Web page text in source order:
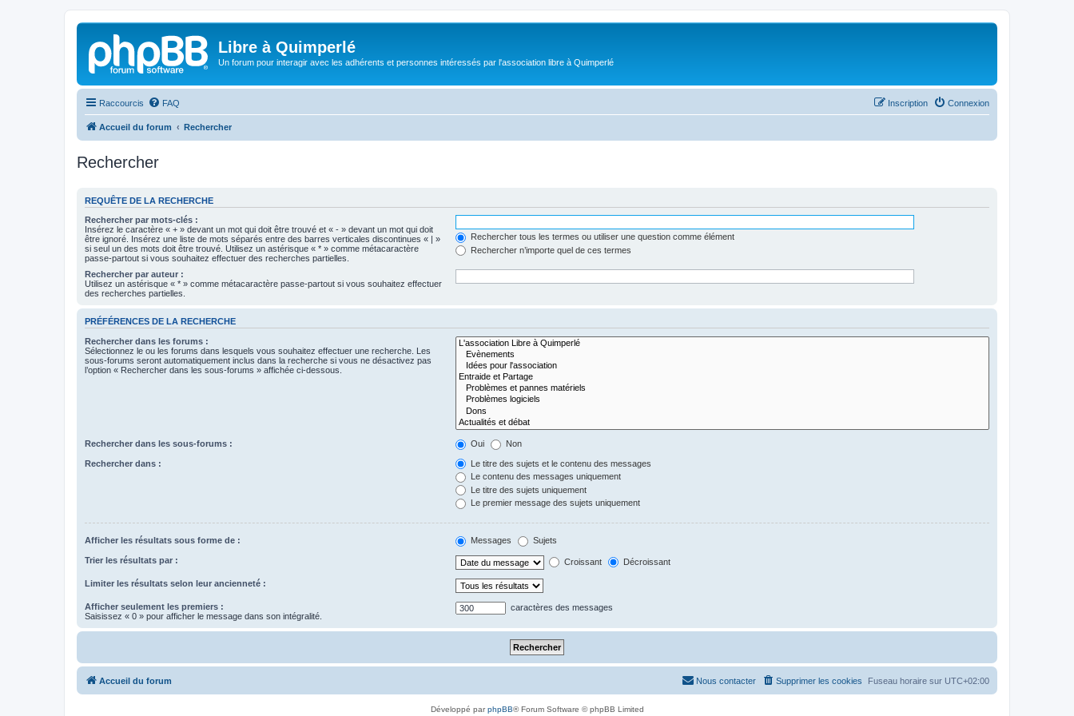
Libre à Quimperlé
Un forum pour interagir avec les adhérents et personnes intéressés par l'association libre à Quimperlé
Raccourcis FAQ Connexion
Inscription
Accueil du forum Rechercher
Rechercher
REQUÊTE DE LA RECHERCHE
Rechercher par mots-clés :
Insérez le caractère « + » devant un mot qui doit être trouvé et « - » devant un mot qui doit
être ignoré. Insérez une liste de mots séparés entre des barres verticales discontinues « | »
si seul un des mots doit être trouvé. Utilisez un astérisque « * » comme métacaractère
passe-partout si vous souhaitez effectuer des recherches partielles.
Rechercher tous les termes ou utiliser une question comme élément
Rechercher n’importe quel de ces termes
Rechercher par auteur :
Utilisez un astérisque « * » comme métacaractère passe-partout si vous souhaitez effectuer
des recherches partielles.
PRÉFÉRENCES DE LA RECHERCHE
Rechercher dans les forums :
Sélectionnez le ou les forums dans lesquels vous souhaitez effectuer une recherche. Les
sous-forums seront automatiquement inclus dans la recherche si vous ne désactivez pas
l’option « Rechercher dans les sous-forums » affichée ci-dessous.
Rechercher dans les sous-forums : Oui Non
Rechercher dans :
Le titre des sujets et le contenu des messages
Le contenu des messages uniquement
Le titre des sujets uniquement
Le premier message des sujets uniquement
Afficher les résultats sous forme de : Messages Sujets
Trier les résultats par : Croissant Décroissant
Limiter les résultats selon leur ancienneté :
Afficher seulement les premiers :
Saisissez « 0 » pour afficher le message dans son intégralité.
caractères des messages
Accueil du forum Fuseau horaire sur UTC+02:00
Supprimer les cookies
Nous contacter
Développé parphpBB® Forum Software © phpBB Limited